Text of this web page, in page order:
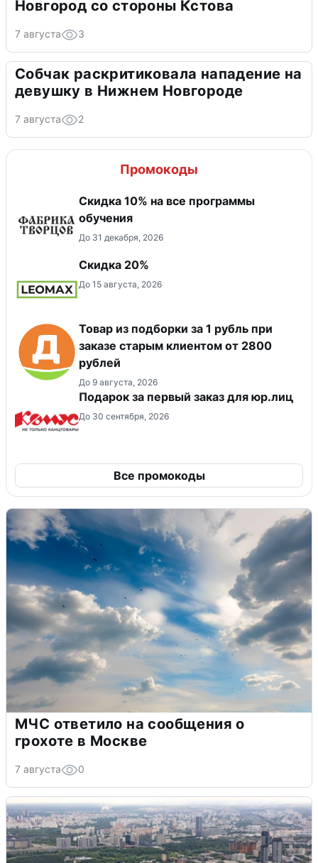
Новгород со стороны Кстова
7 августа 3
Собчак раскритиковала нападение на
девушку в Нижнем Новгороде
7 августа 2
Промокоды
Скидка 10% на все программы
обучения
До 31 декабря, 2026
Скидка 20%
До 15 августа, 2026
Товар из подборки за 1 рубль при
заказе старым клиентом от 2800
рублей
До 9 августа, 2026
Подарок за первый заказ для юр.лиц
До 30 сентября, 2026
Все промокоды
МЧС ответило на сообщения о
грохоте в Москве
7 августа 0